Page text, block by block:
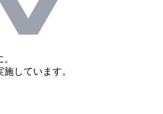
。
施しています。